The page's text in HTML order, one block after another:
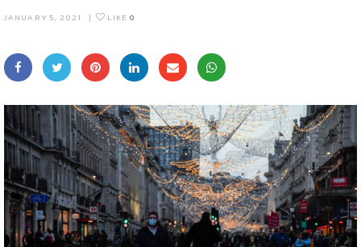
JANUARY 5, 2021 | LIKE 0